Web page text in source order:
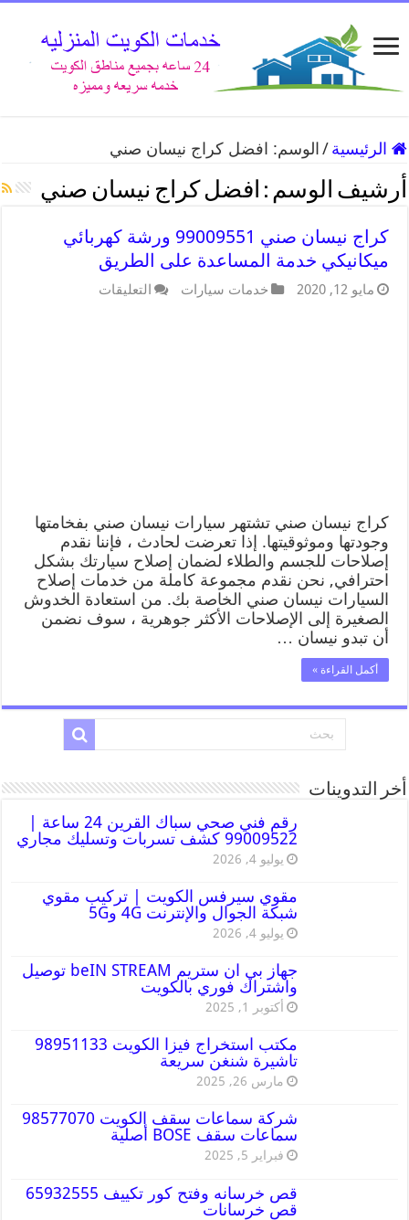
الرئيسية / الوسم: افضل كراج نيسان صني
أرشيف الوسم : افضل كراج نيسان صني
كراج نيسان صني 99009551 ورشة كهربائي
ميكانيكي خدمة المساعدة على الطريق
مايو 12, 2020 خدمات سيارات التعليقات
كراج نيسان صني تشتهر سيارات نيسان صني بفخامتها
وجودتها وموثوقيتها. إذا تعرضت لحادث ، فإننا نقدم
إصلاحات للجسم والطلاء لضمان إصلاح سيارتك بشكل
احترافي, نحن نقدم مجموعة كاملة من خدمات إصلاح
السيارات نيسان صني الخاصة بك. من استعادة الخدوش
الصغيرة إلى الإصلاحات الأكثر جوهرية ، سوف نضمن
أن تبدو نيسان …
أكمل القراءة »
أخر التدوينات
رقم فني صحي سباك القرين 24 ساعة |
99009522 كشف تسربات وتسليك مجاري
يوليو 4, 2026
مقوي سيرفس الكويت | تركيب مقوي
شبكة الجوال والإنترنت 4G و5G
يوليو 4, 2026
جهاز بي ان ستريم beIN STREAM توصيل
واشتراك فوري بالكويت
أكتوبر 1, 2025
مكتب استخراج فيزا الكويت 98951133
تاشيرة شنغن سريعة
مارس 26, 2025
شركة سماعات سقف الكويت 98577070
سماعات سقف BOSE أصلية
فبراير 5, 2025
قص خرسانه وفتح كور تكييف 65932555
قص خرسانات